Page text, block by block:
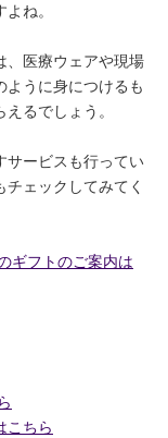
ね。
、医療ウェアや現場
ように身につけるも
るでしょう。
サービスも行ってい
ェックしてみてく
ギフトのご案内は
こちら